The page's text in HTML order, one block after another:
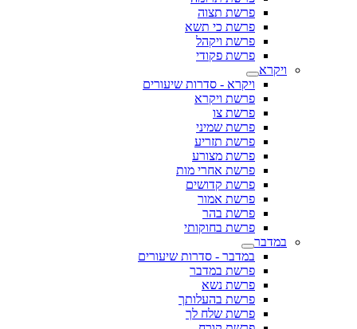
פרשת תצוה
פרשת כי תשא
פרשת ויקהל
פרשת פקודי
ויקרא
ויקרא - סדרות שיעורים
פרשת ויקרא
פרשת צו
פרשת שמיני
פרשת תזריע
פרשת מצורע
פרשת אחרי מות
פרשת קדושים
פרשת אמור
פרשת בהר
פרשת בחוקותי
במדבר
במדבר - סדרות שיעורים
פרשת במדבר
פרשת נשא
פרשת בהעלותך
פרשת שלח לך